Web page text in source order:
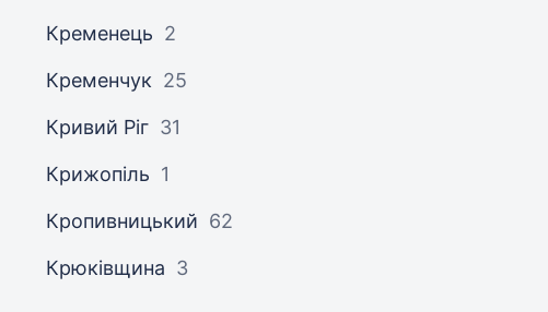
Кременець 2
Кременчук 25
Кривий Ріг 31
Крижопіль 1
Кропивницький 62
Крюківщина 3